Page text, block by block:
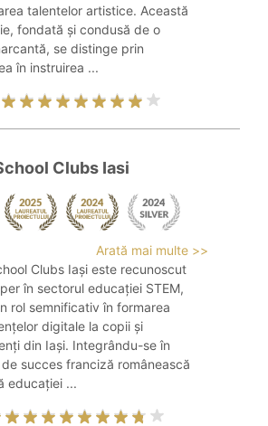
talentelor artistice. Această
fondată și condusă de o
se distinge prin
în instruirea ...
Clubs Iasi
Arată mai multe >>
Clubs Iași este recunoscut
în sectorul educației STEM,
rol semnificativ în formarea
digitale la copii și
din Iași. Integrându-se în
succes franciză românească
educației ...